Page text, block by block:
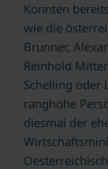
Konnten
wie die
Brunner,
Reinhold
Schelling oder
ranghohe
diesmal der